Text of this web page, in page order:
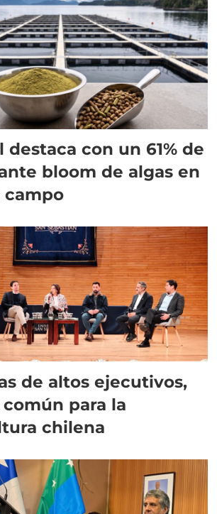
con un 61% de
bloom de algas en
de altos ejecutivos,
para la
chilena